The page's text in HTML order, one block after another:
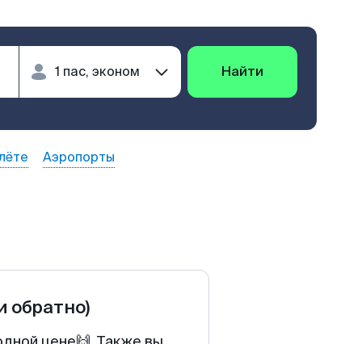
Найти
Аэропорты
обратно)